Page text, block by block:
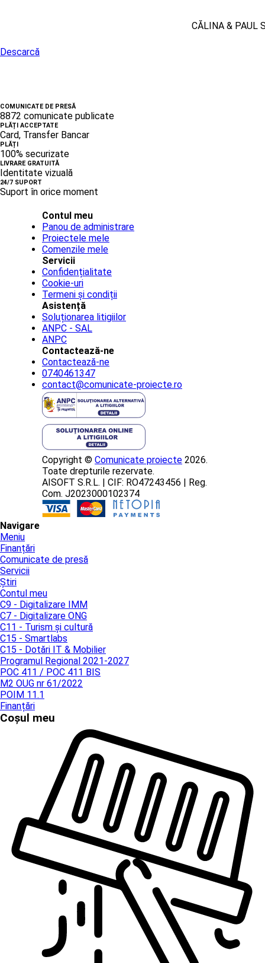
CĂLINA & PAUL
Descarcă
COMUNICATE DE PRESĂ
8872 comunicate publicate
PLĂȚI ACCEPTATE
Card, Transfer Bancar
PLĂȚI
100% securizate
LIVRARE GRATUITĂ
Identitate vizuală
24/7 SUPORT
Suport în orice moment
Contul meu
Panou de administrare
Proiectele mele
Comenzile mele
Servicii
Confidențialitate
Cookie-uri
Termeni și condiții
Asistență
Soluționarea litigiilor
ANPC - SAL
ANPC
Contactează-ne
Contactează-ne
0740461347
contact@comunicate-proiecte.ro
Copyright © Comunicate proiecte 2026.
Toate drepturile rezervate.
AISOFT S.R.L. | CIF: RO47243456 | Reg.
Com. J2023000102374
Navigare
Meniu
Finanțări
Comunicate de presă
Servicii
Știri
Contul meu
C9 - Digitalizare IMM
C7 - Digitalizare ONG
C11 - Turism și cultură
C15 - Smartlabs
C15 - Dotări IT & Mobilier
Programul Regional 2021-2027
POC 411 / POC 411 BIS
M2 OUG nr 61/2022
POIM 11.1
Finanțări
Coșul meu